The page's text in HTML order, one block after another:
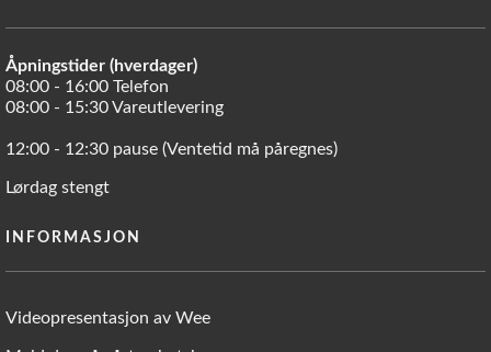
Åpningstider (hverdager)
08:00 - 16:00 Telefon
08:00 - 15:30 Vareutlevering
12:00 - 12:30 pause (Ventetid må påregnes)
Lørdag stengt
INFORMASJON
Videopresentasjon av Wee